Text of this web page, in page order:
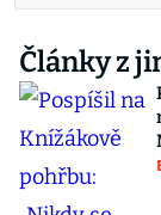
Články z